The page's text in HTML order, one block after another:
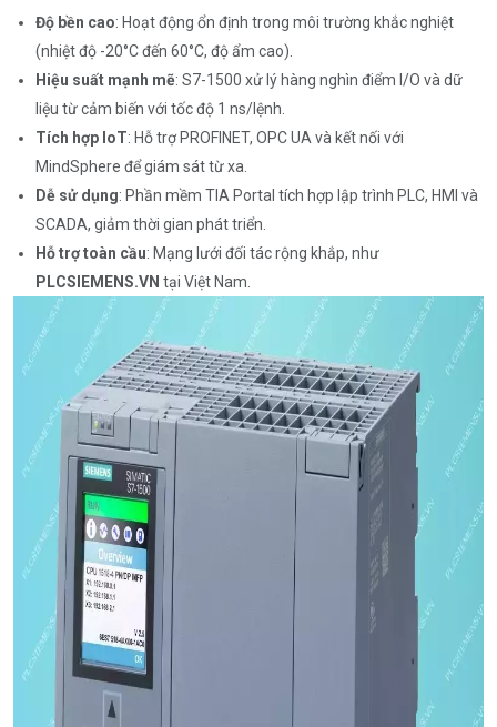
Độ bền cao: Hoạt động ổn định trong môi trường khắc nghiệt
(nhiệt độ -20°C đến 60°C, độ ẩm cao).
Hiệu suất mạnh mẽ: S7-1500 xử lý hàng nghìn điểm I/O và dữ
liệu từ cảm biến với tốc độ 1 ns/lệnh.
Tích hợp IoT: Hỗ trợ PROFINET, OPC UA và kết nối với
MindSphere để giám sát từ xa.
Dễ sử dụng: Phần mềm TIA Portal tích hợp lập trình PLC, HMI và
SCADA, giảm thời gian phát triển.
Hỗ trợ toàn cầu: Mạng lưới đối tác rộng khắp, như
PLCSIEMENS.VN tại Việt Nam.